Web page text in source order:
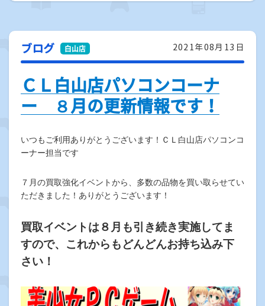
2021年08月13日
ブログ
ＣＬ白山店パソコンコーナ
ー ８月の更新情報です！
いつもご利用ありがとうございます！ＣＬ白山店パソコンコ
ーナー担当です
７月の買取強化イベントから、多数の品物を買い取らせてい
ただきました！ありがとうございます！
買取イベントは８月も引き続き実施してま
すので、これからもどんどんお持ち込み下
さい！